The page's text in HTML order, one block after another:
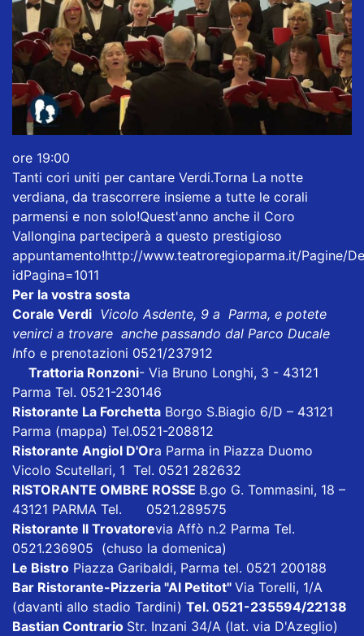
ore 19:00
Tanti cori uniti per cantare Verdi.Torna La notte
verdiana, da trascorrere insieme a tutte le corali
parmensi e non solo!Quest'anno anche il Coro
Vallongina parteciperà a questo prestigioso
appuntamento!http://www.teatroregioparma.it/Pagine/
idPagina=1011
Per la vostra sosta
Corale Verdi Vicolo Asdente, 9 a Parma, e potete
venirci a trovare anche passando dal Parco Ducale
Info e prenotazioni 0521/237912
Trattoria Ronzoni- Via Bruno Longhi, 3 - 43121
Parma Tel. 0521-230146
Ristorante La Forchetta Borgo S.Biagio 6/D – 43121
Parma (mappa) Tel.0521-208812
Ristorante Angiol D'Ora Parma in Piazza Duomo
Vicolo Scutellari, 1 Tel. 0521 282632
RISTORANTE OMBRE ROSSE B.go G. Tommasini, 18 –
43121 PARMA Tel. 0521.289575
Ristorante Il Trovatorevia Affò n.2 Parma Tel.
0521.236905 (chuso la domenica)
Le Bistro Piazza Garibaldi, Parma tel. 0521 200188
Bar Ristorante-Pizzeria "Al Petitot" Via Torelli, 1/A
(davanti allo stadio Tardini) Tel. 0521-235594/22138
Bastian Contrario Str. Inzani 34/A (lat. via D'Azeglio)